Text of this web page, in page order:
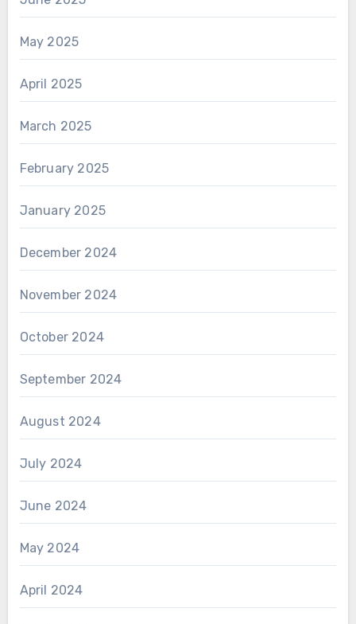
May 2025
April 2025
March 2025
February 2025
January 2025
December 2024
November 2024
October 2024
September 2024
August 2024
July 2024
June 2024
May 2024
April 2024